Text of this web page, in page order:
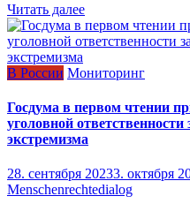
Читать далее
В России Мониторинг
Госдума в первом чтении
уголовной
экстремизма
28. сентября 20233. октября
Menschenrechtedialog